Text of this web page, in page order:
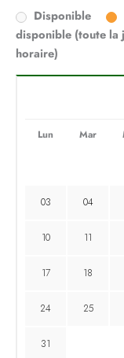
Disponible
disponible (toute
horaire)
Lun Mar
03 04
10 11
17 18
24 25
31